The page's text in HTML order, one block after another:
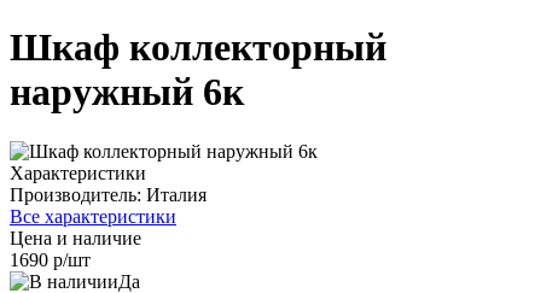
Шкаф коллекторный
наружный 6к
Характеристики
Производитель: Италия
Все характеристики
Цена и наличие
1690 р/шт
Да